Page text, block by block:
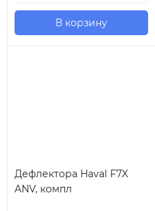
В корзину
Дефлектора Haval F7X
ANV, компл